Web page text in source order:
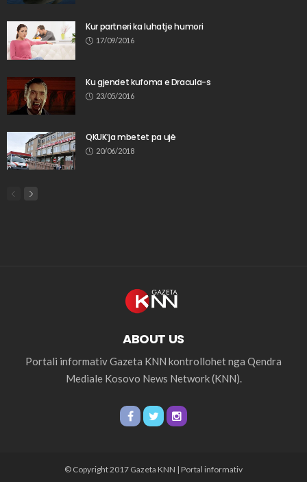
Kur partneri ka luhatje humori
17/09/2016
Ku gjendet kufoma e Dracula-s
23/05/2016
QKUK’ja mbetet pa ujë
20/06/2018
ABOUT US
Portali informativ Gazeta KNN kontrollohet nga Qendra
Mediale Kosovo News Network (KNN).
© Copyright 2017 Gazeta KNN | Portal informativ